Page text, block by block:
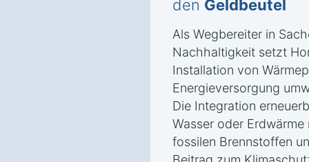
den Geldbeutel
Als Wegbereiter in
Nachhaltigkeit setzt
Installation von
Energieversorgung
Die Integration
Wasser oder
fossilen Brennstoffen